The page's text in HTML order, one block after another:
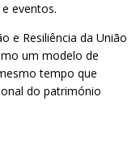
eventos.
e Resiliência da União
um modelo de
tempo que
do património